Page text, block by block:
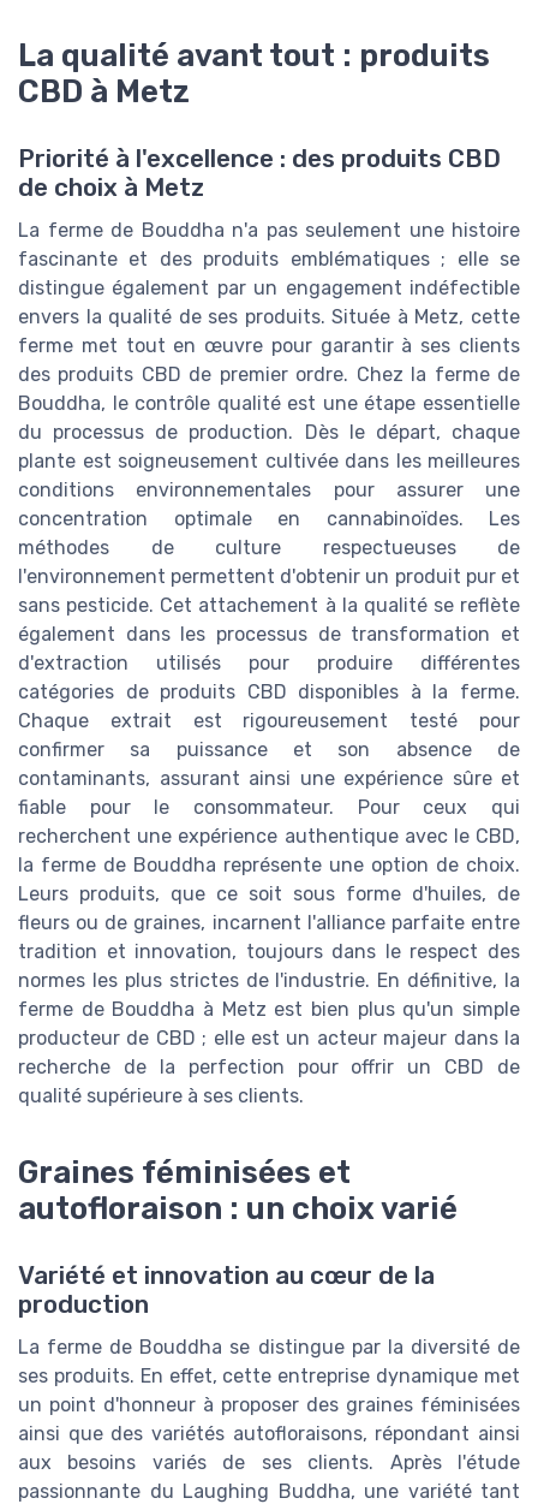
La qualité avant tout : produits
CBD à Metz
Priorité à l'excellence : des produits CBD
de choix à Metz
La ferme de Bouddha n'a pas seulement une histoire
fascinante et des produits emblématiques ; elle se
distingue également par un engagement indéfectible
envers la qualité de ses produits. Située à Metz, cette
ferme met tout en œuvre pour garantir à ses clients
des produits CBD de premier ordre. Chez la ferme de
Bouddha, le contrôle qualité est une étape essentielle
du processus de production. Dès le départ, chaque
plante est soigneusement cultivée dans les meilleures
conditions environnementales pour assurer une
concentration optimale en cannabinoïdes. Les
méthodes de culture respectueuses de
l'environnement permettent d'obtenir un produit pur et
sans pesticide. Cet attachement à la qualité se reflète
également dans les processus de transformation et
d'extraction utilisés pour produire différentes
catégories de produits CBD disponibles à la ferme.
Chaque extrait est rigoureusement testé pour
confirmer sa puissance et son absence de
contaminants, assurant ainsi une expérience sûre et
fiable pour le consommateur. Pour ceux qui
recherchent une expérience authentique avec le CBD,
la ferme de Bouddha représente une option de choix.
Leurs produits, que ce soit sous forme d'huiles, de
fleurs ou de graines, incarnent l'alliance parfaite entre
tradition et innovation, toujours dans le respect des
normes les plus strictes de l'industrie. En définitive, la
ferme de Bouddha à Metz est bien plus qu'un simple
producteur de CBD ; elle est un acteur majeur dans la
recherche de la perfection pour offrir un CBD de
qualité supérieure à ses clients.
Graines féminisées et
autofloraison : un choix varié
Variété et innovation au cœur de la
production
La ferme de Bouddha se distingue par la diversité de
ses produits. En effet, cette entreprise dynamique met
un point d'honneur à proposer des graines féminisées
ainsi que des variétés autofloraisons, répondant ainsi
aux besoins variés de ses clients. Après l'étude
passionnante du Laughing Buddha, une variété tant